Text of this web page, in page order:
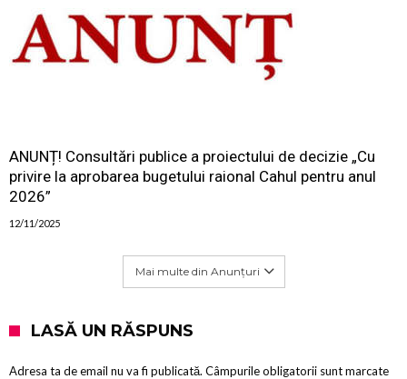
ANUNȚ! Consultări publice a proiectului de decizie „Cu
privire la aprobarea bugetului raional Cahul pentru anul
2026”
12/11/2025
Mai multe din Anunțuri
LASĂ UN RĂSPUNS
Adresa ta de email nu va fi publicată. Câmpurile obligatorii sunt marcate